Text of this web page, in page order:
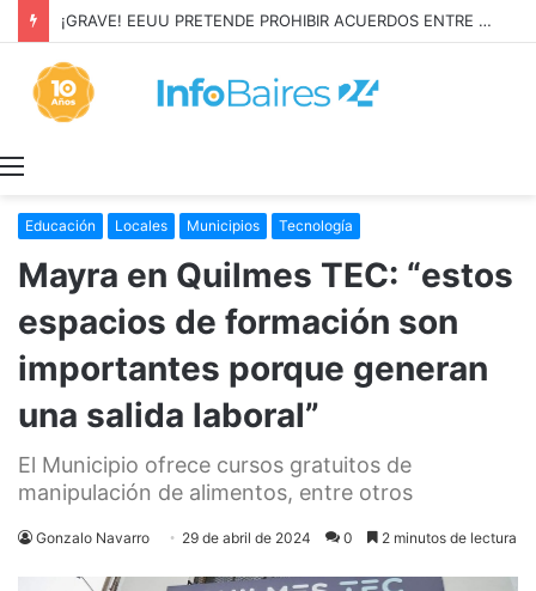
¡GRAVE! EEUU PRETENDE PROHIBIR ACUERDOS ENTRE CHINA Y UNA COOPERATIVA EN NEUQUÉN
Educación Locales Municipios Tecnología
Mayra en Quilmes TEC: “estos
espacios de formación son
importantes porque generan
una salida laboral”
El Municipio ofrece cursos gratuitos de
manipulación de alimentos, entre otros
Gonzalo Navarro 29 de abril de 2024 0 2 minutos de lectura